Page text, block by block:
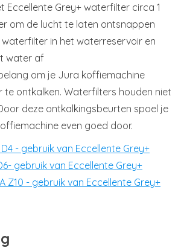
Eccellente Grey+ waterfilter circa 1
om de lucht te laten ontsnappen
in het waterreservoir en
water af
om je Jura koffiemachine
ontkalken. Waterfilters houden niet
deze ontkalkingsbeurten spoel je
even goed door.
D4 - gebruik van Eccellente Grey+
gebruik van Eccellente Grey+
Z10 - gebruik van Eccellente Grey+